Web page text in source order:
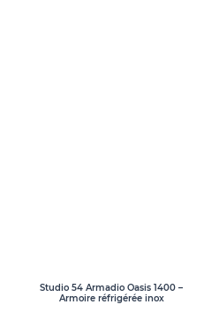
Studio 54 Armadio Oasis 1400 –
Armoire réfrigérée inox